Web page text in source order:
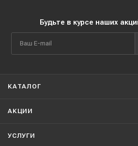
Будьте в курсе наших
КАТАЛОГ
АКЦИИ
УСЛУГИ